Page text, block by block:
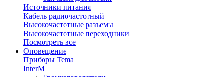
Источники питания
Кабель радиочастотный
Высокочастотные разъемы
Высокочастотные переходники
Посмотреть все
Оповещение
Приборы Tema
InterM